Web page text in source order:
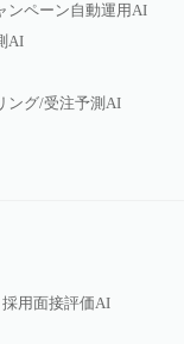
ンペーン自動運用AI
AI
ング/受注予測AI
採用面接評価AI